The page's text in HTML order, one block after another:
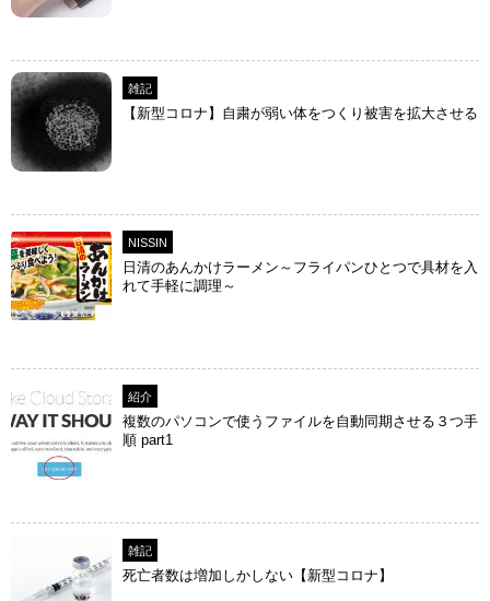
雑記
【新型コロナ】自粛が弱い体をつくり被害を拡大させる
NISSIN
日清のあんかけラーメン～フライパンひとつで具材を入
れて手軽に調理～
紹介
複数のパソコンで使うファイルを自動同期させる３つ手
順 part1
雑記
死亡者数は増加しかしない【新型コロナ】